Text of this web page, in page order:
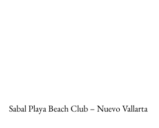
Sabal Playa Beach Club – Nuevo Vallarta